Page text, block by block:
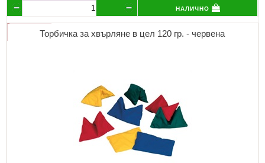
налично
Торбичка за хвърляне в цел 120 гр. - червена